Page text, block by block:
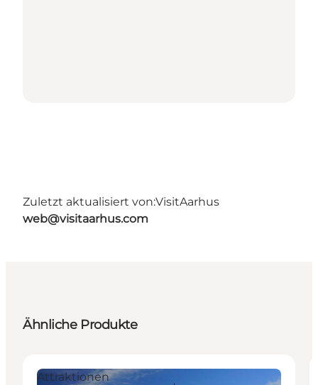
Zuletzt aktualisiert von:VisitAarhus
web@visitaarhus.com
Ähnliche Produkte
Attraktionen